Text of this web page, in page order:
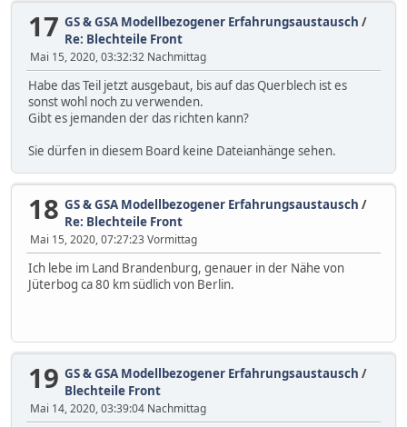
17 GS & GSA Modellbezogener Erfahrungsaustausch /
Re: Blechteile Front
Mai 15, 2020, 03:32:32 Nachmittag
Habe das Teil jetzt ausgebaut, bis auf das Querblech ist es
sonst wohl noch zu verwenden.
Gibt es jemanden der das richten kann?
Sie dürfen in diesem Board keine Dateianhänge sehen.
18 GS & GSA Modellbezogener Erfahrungsaustausch /
Re: Blechteile Front
Mai 15, 2020, 07:27:23 Vormittag
Ich lebe im Land Brandenburg, genauer in der Nähe von
Jüterbog ca 80 km südlich von Berlin.
19 GS & GSA Modellbezogener Erfahrungsaustausch /
Blechteile Front
Mai 14, 2020, 03:39:04 Nachmittag